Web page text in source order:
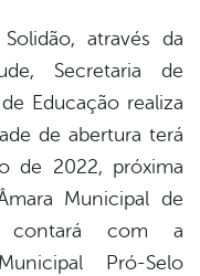
através da
Secretaria de
Educação realiza
de abertura terá
de 2022, próxima
Municipal de
contará com a
Pró-Selo